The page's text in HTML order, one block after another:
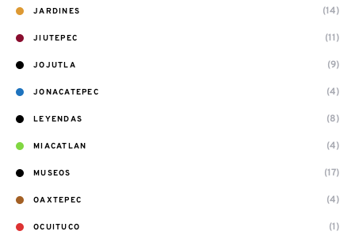
JARDINES (14)
JIUTEPEC (11)
JOJUTLA (9)
JONACATEPEC (4)
LEYENDAS (8)
MIACATLAN (4)
MUSEOS (17)
OAXTEPEC (4)
OCUITUCO (1)